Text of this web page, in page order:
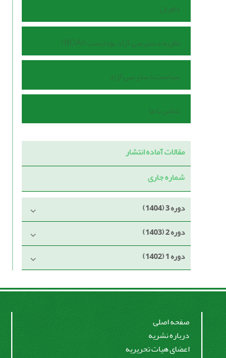
داوران
نظریه دسترسی آزاد بوداپست (BOAI)
سیاست دسترسی آزاد
تماس با ما
مقالات آماده انتشار
شماره جاری
دوره 3 (1404)
دوره 2 (1403)
دوره 1 (1402)
صفحه اصلی
درباره نشریه
اعضای هیات تحریریه